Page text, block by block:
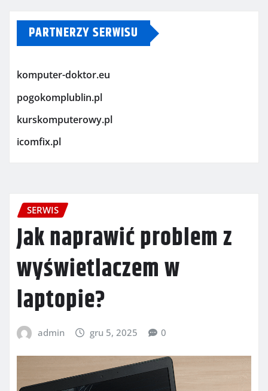
PARTNERZY SERWISU
komputer-doktor.eu
pogokomplublin.pl
kurskomputerowy.pl
icomfix.pl
SERWIS
Jak naprawić problem z
wyświetlaczem w
laptopie?
admin gru 5, 2025 0